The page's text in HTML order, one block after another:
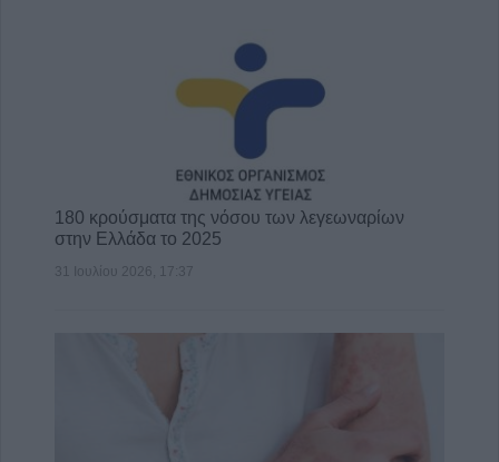
180 κρούσματα της νόσου των λεγεωναρίων
στην Ελλάδα το 2025
31 Ιουλίου 2026, 17:37